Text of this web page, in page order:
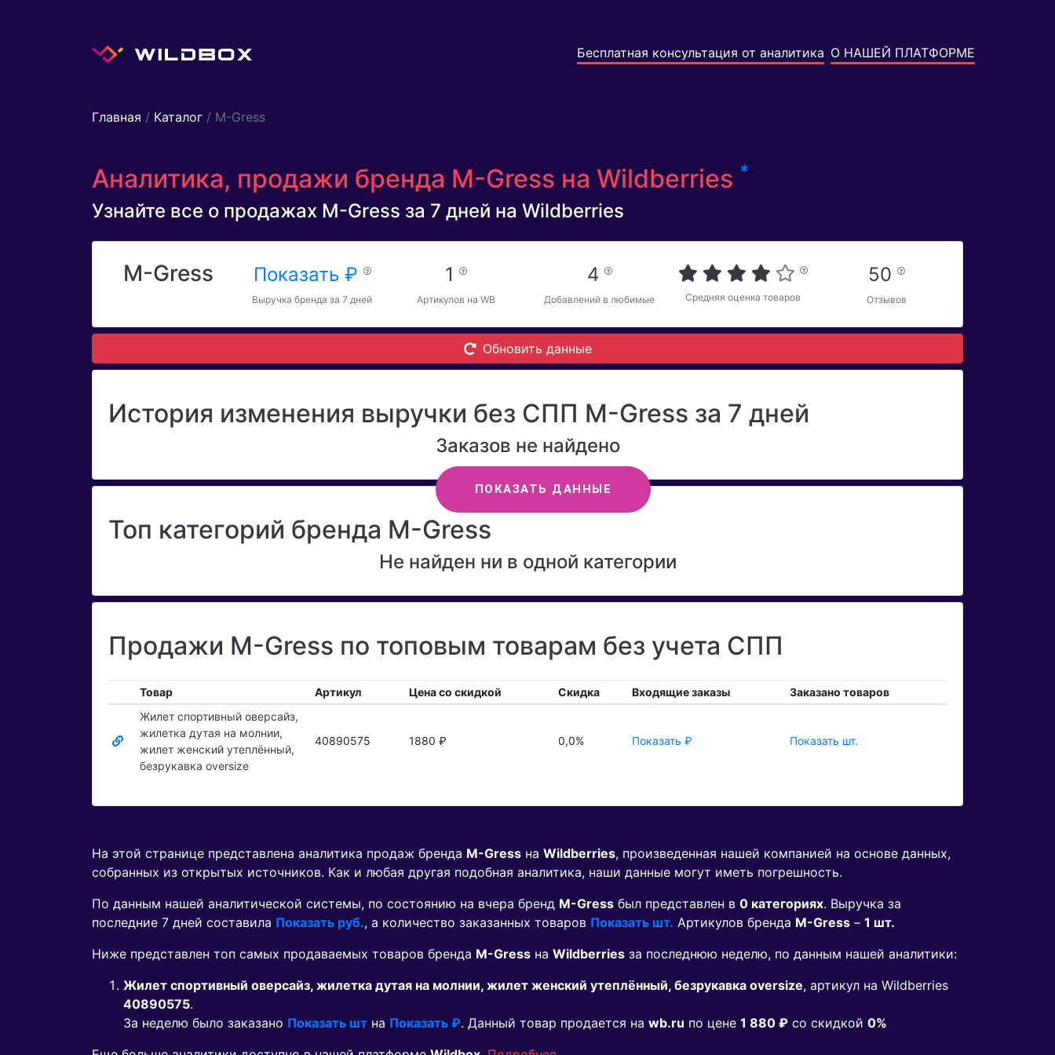
Бесплатная консультация от аналитика О НАШЕЙ ПЛАТФОРМЕ
Главная / Каталог / M-Gress
Аналитика, продажи бренда M-Gress на Wildberries *
Узнайте все о продажах M-Gress за 7 дней на Wildberries
M-Gress Показать ₽
Выручка бренда за 7 дней
1
Артикулов на WB
4
Добавлений в любимые Средняя оценка товаров
50
Отзывов
Обновить данные
История изменения выручки без СПП M-Gress за 7 дней
ПОКАЗАТЬ ДАННЫЕ
Заказов не найдено
Топ категорий бренда M-Gress
Не найден ни в одной категории
Продажи M-Gress по топовым товарам без учета СПП
Товар Артикул Цена со скидкой Скидка Входящие заказы
Заказано товаров
Жилет спортивный оверсайз,
жилетка дутая на молнии,
жилет женский утеплённый,
безрукавка oversize
40890575 1880 ₽ 0,0% Показать ₽ Показать шт.
На этой странице представлена аналитика продаж бренда M-Gress на Wildberries, произведенная нашей компанией на основе данных,
собранных из открытых источников. Как и любая другая подобная аналитика, наши данные могут иметь погрешность.
По данным нашей аналитической системы, по состоянию на вчера бренд M-Gress был представлен в 0 категориях. Выручка за
последние 7 дней составила Показать руб., а количество заказанных товаров Показать шт. Артикулов бренда M-Gress – 1 шт.
Ниже представлен топ самых продаваемых товаров бренда M-Gress на Wildberries за последнюю неделю, по данным нашей аналитики:
Жилет спортивный оверсайз, жилетка дутая на молнии, жилет женский утеплённый, безрукавка oversize, артикул на Wildberries
40890575.
За неделю было заказано Показать шт на Показать ₽. Данный товар продается на wb.ru по цене 1 880 ₽ co скидкой 0%